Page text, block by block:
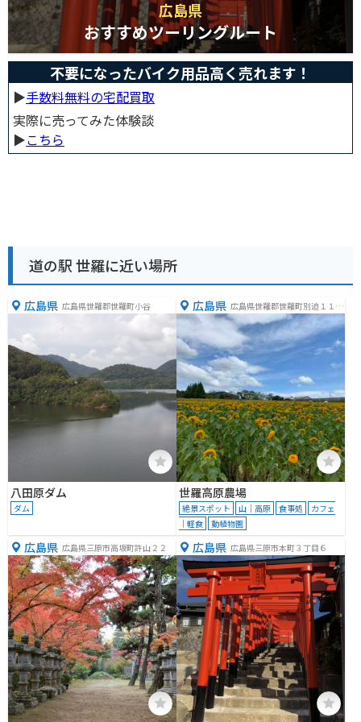
広島県
おすすめツーリングルート
不要になったバイク用品高く売れます！
▶︎手数料無料の宅配買取
実際に売ってみた体験談
▶︎こちら
道の駅 世羅に近い場所
広島県 広島県世羅郡世羅町小谷
八田原ダム
ダム
広島県 広島県世羅郡世羅町別迫１１２
４−１１
世羅高原農場
絶景スポット 山｜高原 食事処
カフェ
｜軽食
動植物園
広島県 広島県三原市高坂町許山２２ 広島県 広島県三原市本町３丁目６